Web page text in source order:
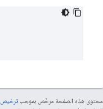
محتوى هذه الصفحة مرخّص بموجبترخيص Creative Commons Attribution 4.0‏